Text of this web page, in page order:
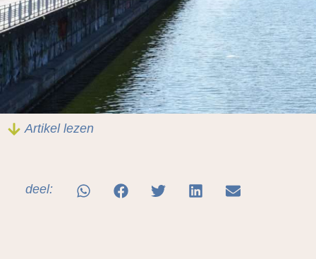
Artikel lezen
deel: